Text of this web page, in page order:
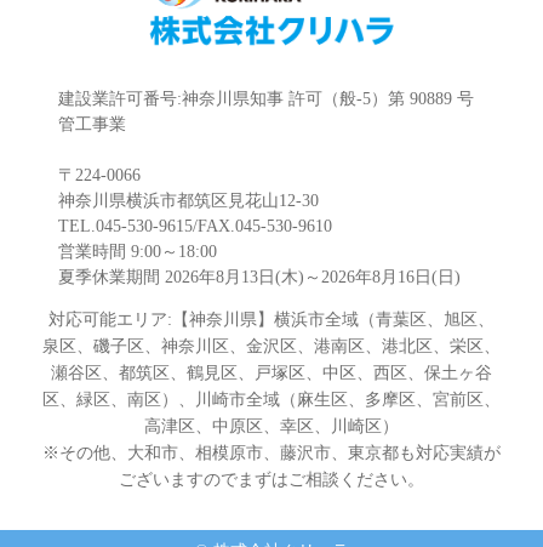
建設業許可番号:神奈川県知事 許可（般-5）第 90889 号
管工事業
〒224-0066
神奈川県横浜市都筑区見花山12-30
TEL.045-530-9615/FAX.045-530-9610
営業時間 9:00～18:00
夏季休業期間 2026年8月13日(木)～2026年8月16日(日)
対応可能エリア:【神奈川県】横浜市全域（青葉区、旭区、
泉区、磯子区、神奈川区、金沢区、港南区、港北区、栄区、
瀬谷区、都筑区、鶴見区、戸塚区、中区、西区、保土ヶ谷
区、緑区、南区）、川崎市全域（麻生区、多摩区、宮前区、
高津区、中原区、幸区、川崎区）
※その他、大和市、相模原市、藤沢市、東京都も対応実績が
ございますのでまずはご相談ください。